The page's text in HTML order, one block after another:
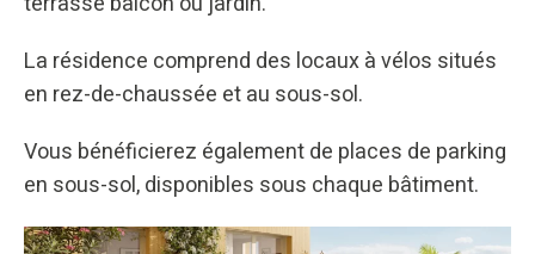
La résidence comprend des locaux à vélos situés
en rez-de-chaussée et au sous-sol.
Vous bénéficierez également de places de parking
en sous-sol, disponibles sous chaque bâtiment.